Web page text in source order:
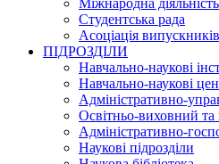
Міжнародна діяльність
Студентська рада
Асоціація випускників
ПІДРОЗДІЛИ
Навчально-наукові
Навчально-наукові
Адміністративно-
Освітньо-виховний
Адміністративно-
Наукові підрозділи